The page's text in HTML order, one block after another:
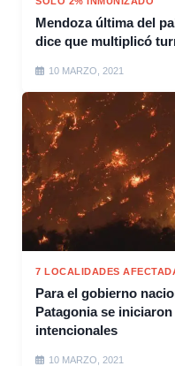
Mendoza última del
dice que multiplicó
10 MARZO, 2021
7 LOCALIDADES
Para el gobierno
Patagonia se
intencionales
10 MARZO, 2021